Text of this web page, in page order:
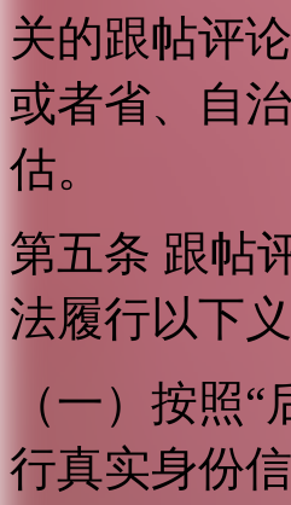
关的跟帖评
或者省、自
估。
第五条 跟帖
法履行以下义
（一）按照
行真实身份